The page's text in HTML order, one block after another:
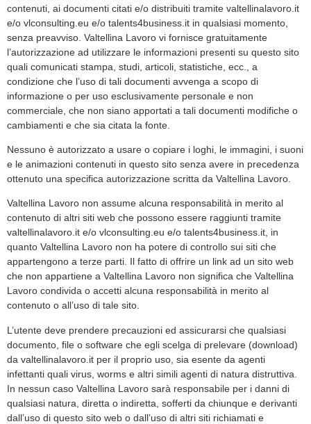
contenuti, ai documenti citati e/o distribuiti tramite valtellinalavoro.it
e/o vlconsulting.eu e/o talents4business.it in qualsiasi momento,
senza preavviso. Valtellina Lavoro vi fornisce gratuitamente
l’autorizzazione ad utilizzare le informazioni presenti su questo sito
quali comunicati stampa, studi, articoli, statistiche, ecc., a
condizione che l’uso di tali documenti avvenga a scopo di
informazione o per uso esclusivamente personale e non
commerciale, che non siano apportati a tali documenti modifiche o
cambiamenti e che sia citata la fonte.
Nessuno è autorizzato a usare o copiare i loghi, le immagini, i suoni
e le animazioni contenuti in questo sito senza avere in precedenza
ottenuto una specifica autorizzazione scritta da Valtellina Lavoro.
Valtellina Lavoro non assume alcuna responsabilità in merito al
contenuto di altri siti web che possono essere raggiunti tramite
valtellinalavoro.it e/o vlconsulting.eu e/o talents4business.it, in
quanto Valtellina Lavoro non ha potere di controllo sui siti che
appartengono a terze parti. Il fatto di offrire un link ad un sito web
che non appartiene a Valtellina Lavoro non significa che Valtellina
Lavoro condivida o accetti alcuna responsabilità in merito al
contenuto o all’uso di tale sito.
L’utente deve prendere precauzioni ed assicurarsi che qualsiasi
documento, file o software che egli scelga di prelevare (download)
da valtellinalavoro.it per il proprio uso, sia esente da agenti
infettanti quali virus, worms e altri simili agenti di natura distruttiva.
In nessun caso Valtellina Lavoro sarà responsabile per i danni di
qualsiasi natura, diretta o indiretta, sofferti da chiunque e derivanti
dall’uso di questo sito web o dall’uso di altri siti richiamati e